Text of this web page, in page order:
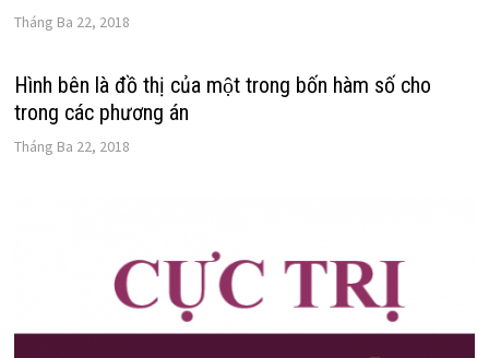
Tháng Ba 22, 2018
Hình bên là đồ thị của một trong bốn hàm số cho
trong các phương án
Tháng Ba 22, 2018